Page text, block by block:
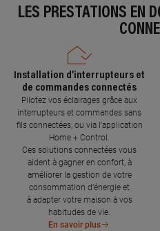
LES PRESTATIONS EN
Installation d’interrupteurs et
de commandes connectés
Pilotez vos éclairages grâce aux
interrupteurs et commandes sans
fils connectées, ou via l'application
Home + Control.
Ces solutions connectées vous
aident à gagner en confort, à
améliorer la gestion de votre
consommation d’énergie et
à adapter votre maison à vos
habitudes de vie.
En savoir plus